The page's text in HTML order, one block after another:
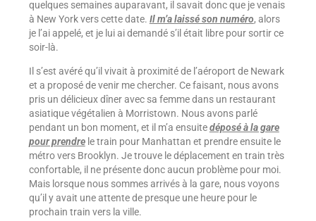
quelques semaines auparavant, il savait donc que je venais
à New York vers cette date. Il m’a laissé son numéro, alors
je l’ai appelé, et je lui ai demandé s’il était libre pour sortir ce
soir-là.
Il s’est avéré qu’il vivait à proximité de l’aéroport de Newark
et a proposé de venir me chercher. Ce faisant, nous avons
pris un délicieux dîner avec sa femme dans un restaurant
asiatique végétalien à Morristown. Nous avons parlé
pendant un bon moment, et il m’a ensuitedéposé à la gare
pour prendrele train pour Manhattan et prendre ensuite le
métro vers Brooklyn. Je trouve le déplacement en train très
confortable, il ne présente donc aucun problème pour moi.
Mais lorsque nous sommes arrivés à la gare, nous voyons
qu’il y avait une attente de presque une heure pour le
prochain train vers la ville.